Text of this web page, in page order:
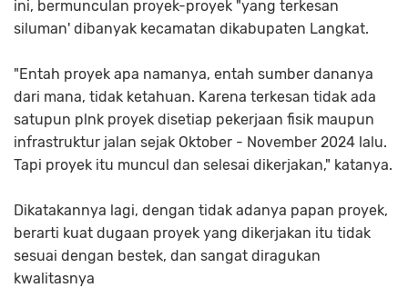
ini, bermunculan proyek-proyek "yang terkesan
siluman' dibanyak kecamatan dikabupaten Langkat.
"Entah proyek apa namanya, entah sumber dananya
dari mana, tidak ketahuan. Karena terkesan tidak ada
satupun plnk proyek disetiap pekerjaan fisik maupun
infrastruktur jalan sejak Oktober - November 2024 lalu.
Tapi proyek itu muncul dan selesai dikerjakan," katanya.
Dikatakannya lagi, dengan tidak adanya papan proyek,
berarti kuat dugaan proyek yang dikerjakan itu tidak
sesuai dengan bestek, dan sangat diragukan
kwalitasnya